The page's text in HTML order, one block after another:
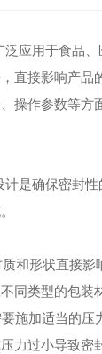
泛应用于食品
直接影响产
操作参数等方
计是确保密封
和形状直接影
同类型的包装
施加适当的压
力过小导致密